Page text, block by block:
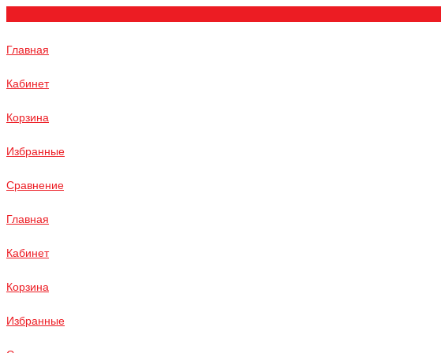
Главная
Кабинет
Корзина
Избранные
Сравнение
Главная
Кабинет
Корзина
Избранные